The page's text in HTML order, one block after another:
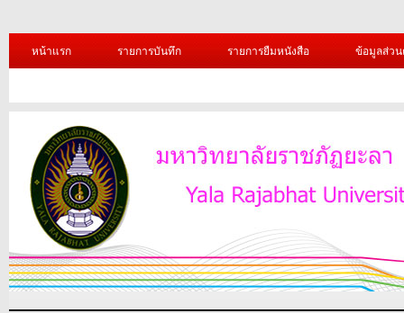
หน้าแรก รายการบันทึก รายการยืมหนังสือ ข้อมูลส่ว